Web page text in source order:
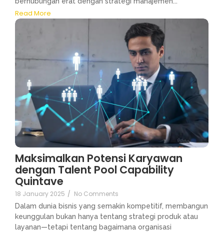
Read More
Maksimalkan Potensi Karyawan
dengan Talent Pool Capability
Quintave
18 January 2025 / No Comments
Dalam dunia bisnis yang semakin kompetitif, membangun
keunggulan bukan hanya tentang strategi produk atau
layanan—tetapi tentang bagaimana organisasi